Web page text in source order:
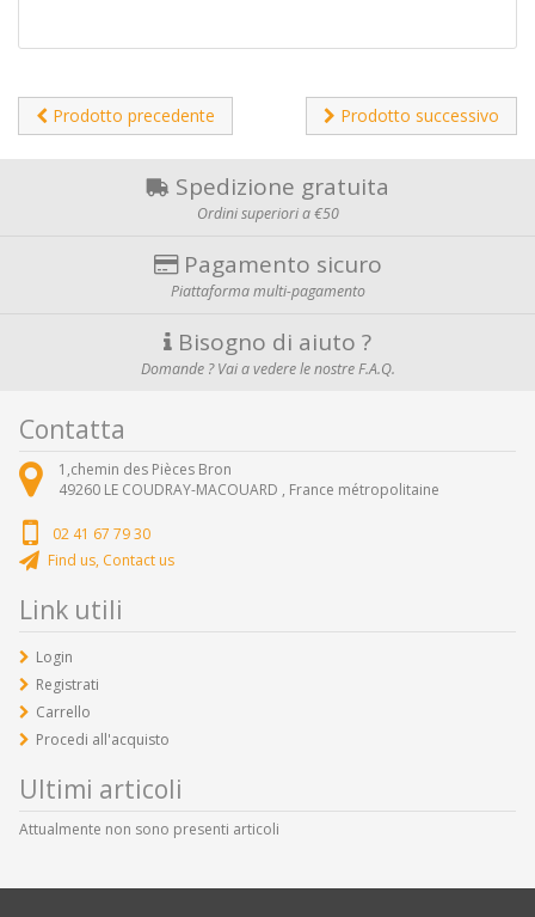
Prodotto precedente Prodotto successivo
Spedizione gratuita
Ordini superiori a €50
Pagamento sicuro
Piattaforma multi-pagamento
Bisogno di aiuto ?
Domande ? Vai a vedere le nostre F.A.Q.
Contatta
1,chemin des Pièces Bron
49260 LE COUDRAY-MACOUARD , France métropolitaine
02 41 67 79 30
Find us, Contact us
Link utili
Login
Registrati
Carrello
Procedi all'acquisto
Ultimi articoli
Attualmente non sono presenti articoli